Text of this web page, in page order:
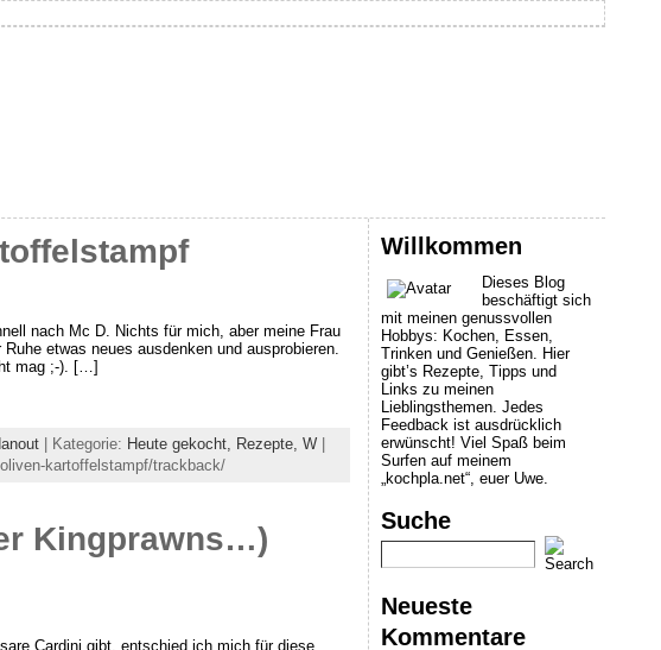
nach Mc D. Nichts für mich, aber meine Frau
etwas neues ausdenken und ausprobieren.
mag ;-). […]
| Kategorie: Heute gekocht, Rezepte, W
kartoffelstampf/trackback/
Kingprawns…)
Cardini gibt, entschied ich mich für diese
Willkommen
Dieses Blog
beschäftigt sich
mit meinen genussvollen
Hobbys: Kochen, Essen,
Trinken und Genießen. Hier
gibt’s Rezepte, Tipps und
Links zu meinen
Lieblingsthemen. Jedes
Feedback ist ausdrücklich
erwünscht! Viel Spaß beim
Surfen auf meinem
„kochpla.net“, euer Uwe.
Suche
Neueste
Kommentare